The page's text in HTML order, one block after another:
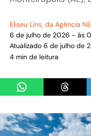
Eliseu Lins, da Agência
6 de julho de 2026 - às
Atualizado 6 de julho de
4 min de leitura
Share on WhatsApp
Share